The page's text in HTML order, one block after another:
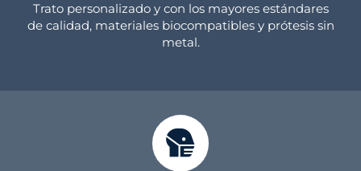
Trato personalizado y con los mayores estándares
de calidad, materiales biocompatibles y prótesis sin
metal.